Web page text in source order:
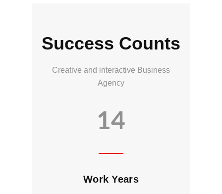
Success Counts
Creative and interactive Business
Agency
14
Work Years